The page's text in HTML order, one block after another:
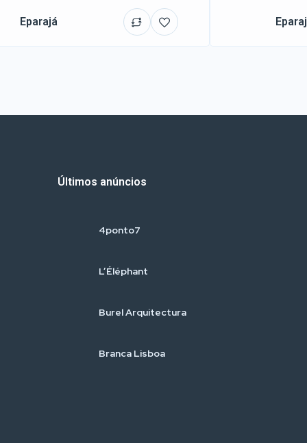
Eparajá
Últimos anúncios
4ponto7
L’Éléphant
Burel Arquitectura
Branca Lisboa